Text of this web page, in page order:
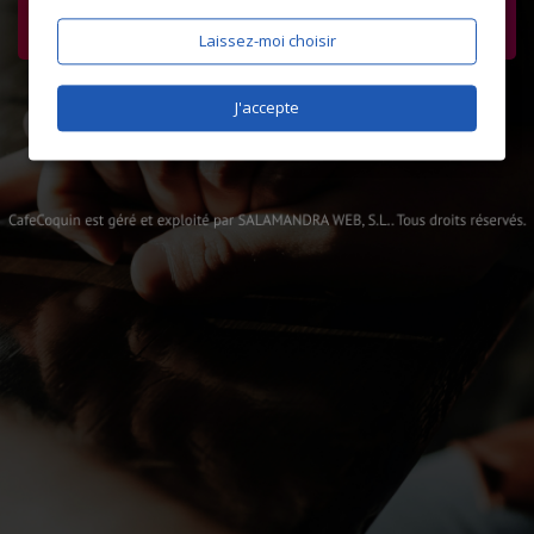
Laissez-moi choisir
J'accepte